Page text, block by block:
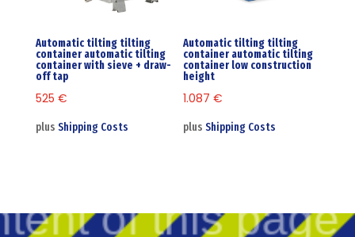
Automatic tilting tilting
container automatic tilting
container with sieve + draw-
off tap
525 €
plus Shipping Costs
Automatic tilting tilting
container automatic tilting
container low construction
height
1.087€
plusShipping Costs